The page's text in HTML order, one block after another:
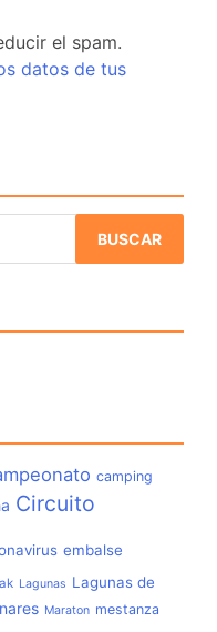
el spam.
datos de tus
camping
Circuito
embalse
Lagunas Lagunas de
Maraton mestanza